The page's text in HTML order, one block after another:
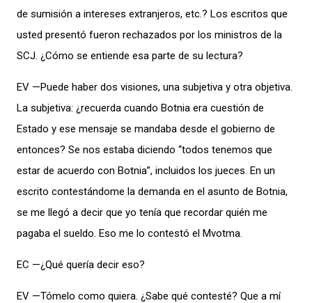
de sumisión a intereses extranjeros, etc.? Los escritos que
usted presentó fueron rechazados por los ministros de la
SCJ. ¿Cómo se entiende esa parte de su lectura?
EV —Puede haber dos visiones, una subjetiva y otra objetiva.
La subjetiva: ¿recuerda cuando Botnia era cuestión de
Estado y ese mensaje se mandaba desde el gobierno de
entonces? Se nos estaba diciendo “todos tenemos que
estar de acuerdo con Botnia”, incluidos los jueces. En un
escrito contestándome la demanda en el asunto de Botnia,
se me llegó a decir que yo tenía que recordar quién me
pagaba el sueldo. Eso me lo contestó el Mvotma.
EC —¿Qué quería decir eso?
EV —Tómelo como quiera. ¿Sabe qué contesté? Que a mí